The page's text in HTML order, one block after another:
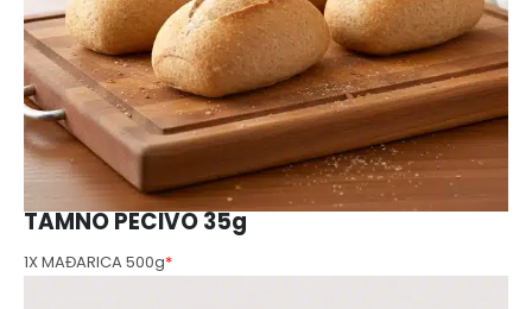
TAMNO PECIVO 35g
*
1X MAĐARICA 500g